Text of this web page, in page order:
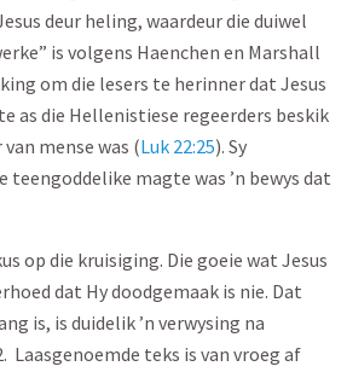
deur heling, waardeur die duiwel
is volgens Haenchen en Marshall
om die lesers te herinner dat Jesus
as die Hellenistiese regeerders beskik
mense was (Luk 22:25). Sy
magte was ’n bewys dat
op die kruisiging. Die goeie wat Jesus
dat Hy doodgemaak is nie. Dat
is, is duidelik ’n verwysing na
Laasgenoemde teks is van vroeg af